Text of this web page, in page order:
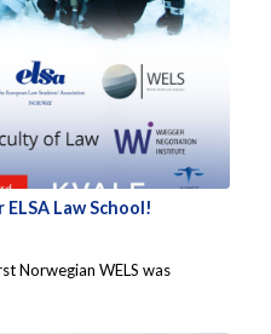
Law School!
Norwegian WELS was